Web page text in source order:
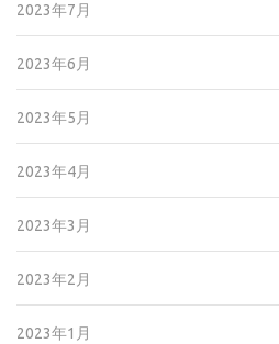
2023年7月
2023年6月
2023年5月
2023年4月
2023年3月
2023年2月
2023年1月